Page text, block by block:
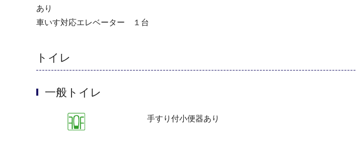
あり
車いす対応エレベーター １台
トイレ
一般トイレ
手すり付小便器あり